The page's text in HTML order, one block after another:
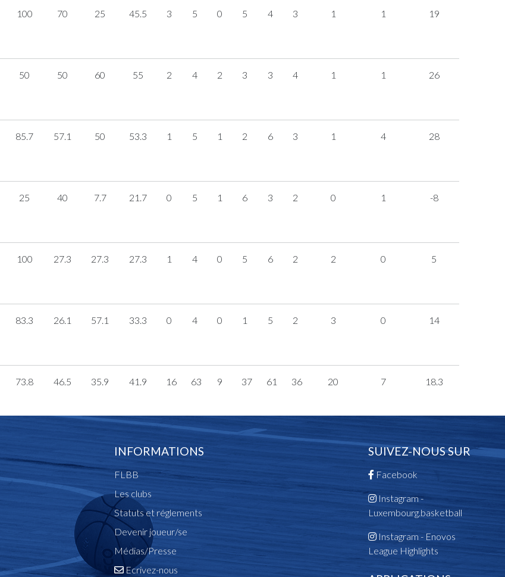
100 70 25 45.5 3 5 0 5 4 3 1 1 19
50 50 60 55 2 4 2 3 3 4 1 1 26
85.7 57.1 50 53.3 1 5 1 2 6 3 1 4 28
25 40 7.7 21.7 0 5 1 6 3 2 0 1 -8
100 27.3 27.3 27.3 1 4 0 5 6 2 2 0 5
83.3 26.1 57.1 33.3 0 4 0 1 5 2 3 0 14
73.8 46.5 35.9 41.9 16 63 9 37 61 36 20 7 18.3
INFORMATIONS
FLBB
Les clubs
Statuts et réglements
Devenir joueur/se
Médias/Presse
Ecrivez-nous
SUIVEZ-NOUS SUR
Facebook
Instagram -
Luxembourg.basketball
Instagram - Enovos
League Highlights